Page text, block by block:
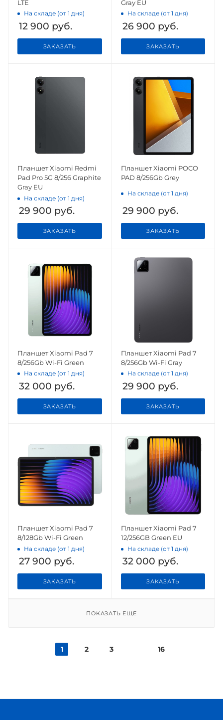
LTE
На складе (от 1 дня)
12 900 руб.
ЗАКАЗАТЬ
Gray EU
На складе (от 1 дня)
26 900 руб.
ЗАКАЗАТЬ
Планшет Xiaomi Redmi
Pad Pro 5G 8/256 Graphite
Gray EU
На складе (от 1 дня)
29 900 руб.
ЗАКАЗАТЬ
Планшет Xiaomi POCO
PAD 8/256Gb Grey
На складе (от 1 дня)
29 900 руб.
ЗАКАЗАТЬ
Планшет Xiaomi Pad 7
8/256Gb Wi-Fi Green
На складе (от 1 дня)
32 000 руб.
ЗАКАЗАТЬ
Планшет Xiaomi Pad 7
8/256Gb Wi-Fi Gray
На складе (от 1 дня)
29 900 руб.
ЗАКАЗАТЬ
Планшет Xiaomi Pad 7
8/128Gb Wi-Fi Green
На складе (от 1 дня)
27 900 руб.
ЗАКАЗАТЬ
Планшет Xiaomi Pad 7
12/256GB Green EU
На складе (от 1 дня)
32 000 руб.
ЗАКАЗАТЬ
ПОКАЗАТЬ ЕЩЕ
1 2 3 16